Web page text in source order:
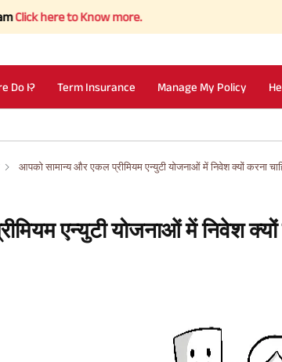
to Know more.
Do I? Term Insurance Manage My Policy
आपको सामान्य और एकल प्रीमियम एन्युटी योजनाओं में निवेश क्यों करना
एन्युटी योजनाओं में निवेश क्यों